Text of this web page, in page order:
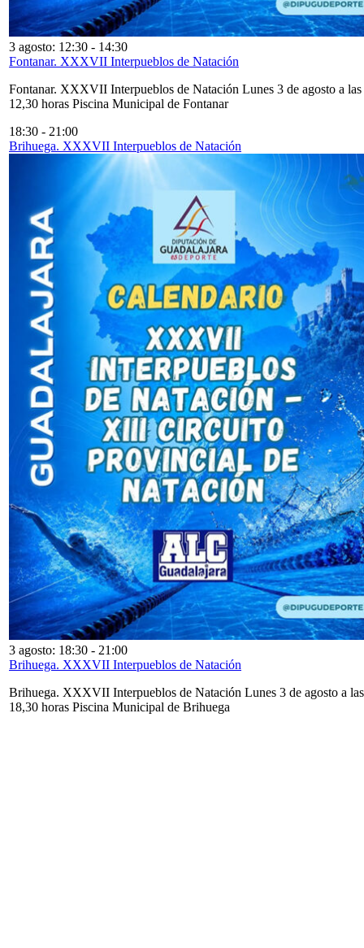
3 agosto: 12:30 - 14:30
Fontanar. XXXVII Interpueblos de Natación
Fontanar. XXXVII Interpueblos de Natación Lunes 3 de agosto a las
12,30 horas Piscina Municipal de Fontanar
18:30 - 21:00
Brihuega. XXXVII Interpueblos de Natación
3 agosto: 18:30 - 21:00
Brihuega. XXXVII Interpueblos de Natación
Brihuega. XXXVII Interpueblos de Natación Lunes 3 de agosto a las
18,30 horas Piscina Municipal de Brihuega